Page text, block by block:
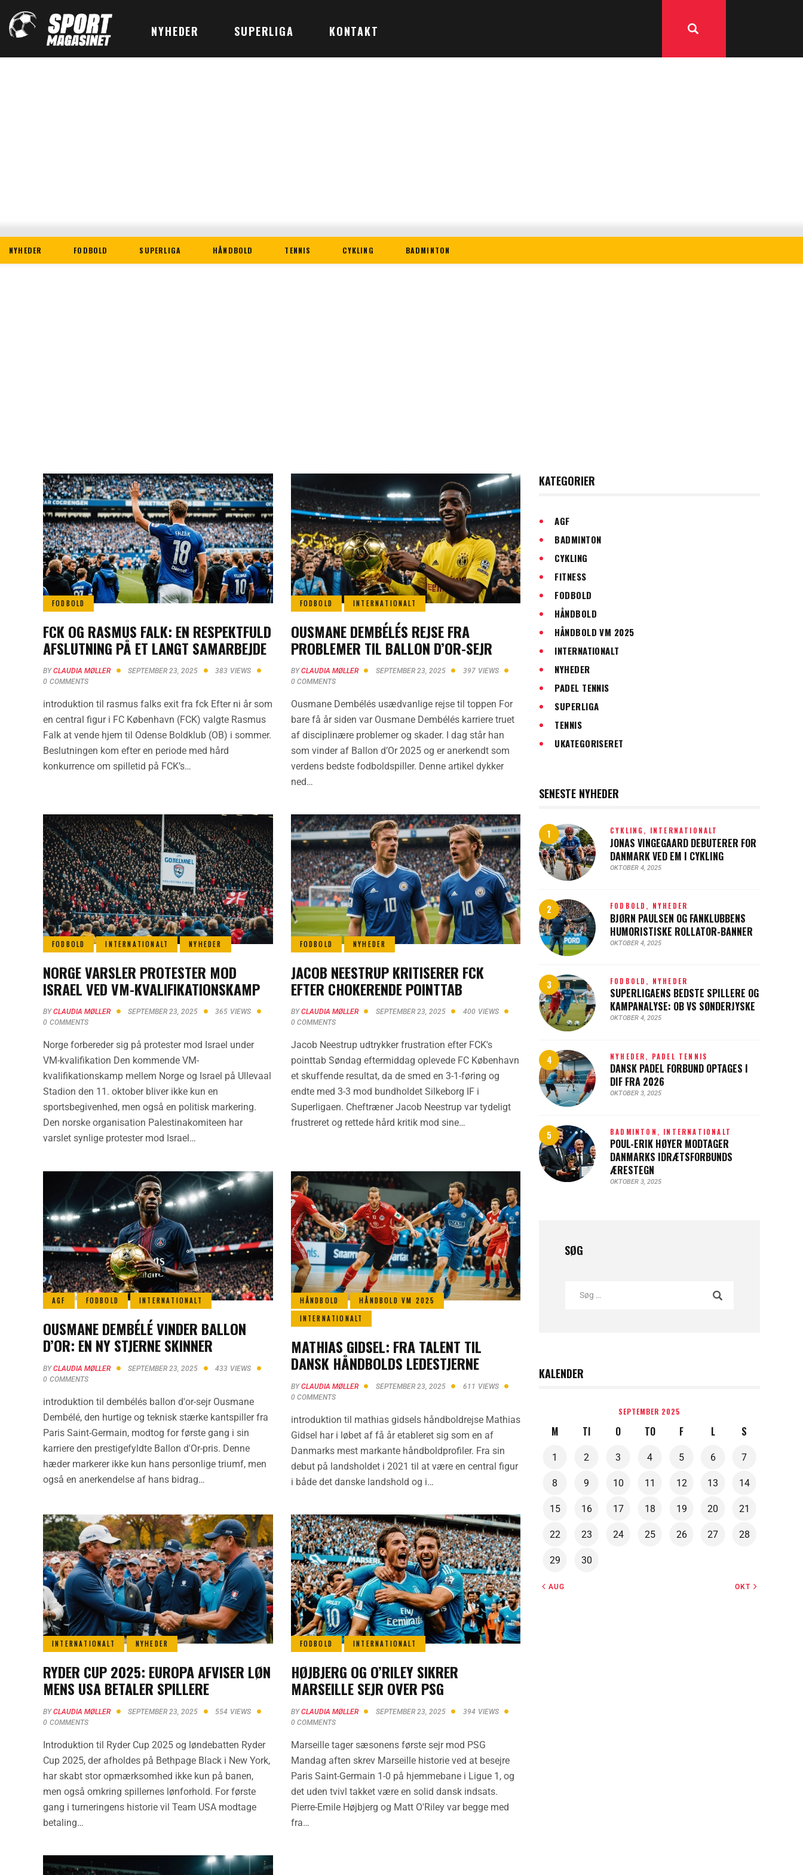
NYHEDER SUPERLIGA KONTAKT
NYHEDER FODBOLD SUPERLIGA HÅNDBOLD TENNIS CYKLING BADMINTON
FODBOLD
FCK OG RASMUS FALK: EN RESPEKTFULD
AFSLUTNING PÅ ET LANGT SAMARBEJDE
BYCLAUDIA MØLLER SEPTEMBER 23, 2025 383 VIEWS
0 COMMENTS
introduktion til rasmus falks exit fra fck Efter ni år som
en central figur i FC København (FCK) valgte Rasmus
Falk at vende hjem til Odense Boldklub (OB) i sommer.
Beslutningen kom efter en periode med hård
konkurrence om spilletid på FCK’s…
FODBOLD INTERNATIONALT
OUSMANE DEMBÉLÉS REJSE FRA
PROBLEMER TIL BALLON D’OR-SEJR
BYCLAUDIA MØLLER SEPTEMBER 23, 2025 397 VIEWS
0 COMMENTS
Ousmane Dembélés usædvanlige rejse til toppen For
bare få år siden var Ousmane Dembélés karriere truet
af disciplinære problemer og skader. I dag står han
som vinder af Ballon d’Or 2025 og er anerkendt som
verdens bedste fodboldspiller. Denne artikel dykker
ned…
FODBOLD INTERNATIONALT NYHEDER
NORGE VARSLER PROTESTER MOD
ISRAEL VED VM-KVALIFIKATIONSKAMP
BYCLAUDIA MØLLER SEPTEMBER 23, 2025 365 VIEWS
0 COMMENTS
Norge forbereder sig på protester mod Israel under
VM-kvalifikation Den kommende VM-
kvalifikationskamp mellem Norge og Israel på Ullevaal
Stadion den 11. oktober bliver ikke kun en
sportsbegivenhed, men også en politisk markering.
Den norske organisation Palestinakomiteen har
varslet synlige protester mod Israel…
FODBOLD NYHEDER
JACOB NEESTRUP KRITISERER FCK
EFTER CHOKERENDE POINTTAB
BYCLAUDIA MØLLER SEPTEMBER 23, 2025 400 VIEWS
0 COMMENTS
Jacob Neestrup udtrykker frustration efter FCK's
pointtab Søndag eftermiddag oplevede FC København
et skuffende resultat, da de smed en 3-1-føring og
endte med 3-3 mod bundholdet Silkeborg IF i
Superligaen. Cheftræner Jacob Neestrup var tydeligt
frustreret og rettede hård kritik mod sine…
AGF FODBOLD INTERNATIONALT
OUSMANE DEMBÉLÉ VINDER BALLON
D’OR: EN NY STJERNE SKINNER
BYCLAUDIA MØLLER SEPTEMBER 23, 2025 433 VIEWS
0 COMMENTS
introduktion til dembélés ballon d'or-sejr Ousmane
Dembélé, den hurtige og teknisk stærke kantspiller fra
Paris Saint-Germain, modtog for første gang i sin
karriere den prestigefyldte Ballon d'Or-pris. Denne
hæder markerer ikke kun hans personlige triumf, men
også en anerkendelse af hans bidrag…
HÅNDBOLD
HÅNDBOLD VM 2025
INTERNATIONALT
MATHIAS GIDSEL: FRA TALENT TIL
DANSK HÅNDBOLDS LEDESTJERNE
BYCLAUDIA MØLLER SEPTEMBER 23, 2025 611 VIEWS
0 COMMENTS
introduktion til mathias gidsels håndboldrejse Mathias
Gidsel har i løbet af få år etableret sig som en af
Danmarks mest markante håndboldprofiler. Fra sin
debut på landsholdet i 2021 til at være en central figur
i både det danske landshold og i…
INTERNATIONALT NYHEDER
RYDER CUP 2025: EUROPA AFVISER LØN
MENS USA BETALER SPILLERE
BYCLAUDIA MØLLER SEPTEMBER 23, 2025 554 VIEWS
0 COMMENTS
Introduktion til Ryder Cup 2025 og løndebatten Ryder
Cup 2025, der afholdes på Bethpage Black i New York,
har skabt stor opmærksomhed ikke kun på banen,
men også omkring spillernes lønforhold. For første
gang i turneringens historie vil Team USA modtage
betaling…
FODBOLD INTERNATIONALT
HØJBJERG OG O’RILEY SIKRER
MARSEILLE SEJR OVER PSG
BYCLAUDIA MØLLER SEPTEMBER 23, 2025 394 VIEWS
0 COMMENTS
Marseille tager sæsonens første sejr mod PSG
Mandag aften skrev Marseille historie ved at besejre
Paris Saint-Germain 1-0 på hjemmebane i Ligue 1, og
det uden tvivl takket være en solid dansk indsats.
Pierre-Emile Højbjerg og Matt O'Riley var begge med
fra…
KATEGORIER
AGF
BADMINTON
CYKLING
FITNESS
FODBOLD
HÅNDBOLD
HÅNDBOLD VM 2025
INTERNATIONALT
NYHEDER
PADEL TENNIS
SUPERLIGA
TENNIS
UKATEGORISERET
SENESTE NYHEDER
CYKLING, INTERNATIONALT
JONAS VINGEGAARD DEBUTERER FOR
DANMARK VED EM I CYKLING
OKTOBER 4, 2025
FODBOLD, NYHEDER
BJØRN PAULSEN OG FANKLUBBENS
HUMORISTISKE ROLLATOR-BANNER
OKTOBER 4, 2025
FODBOLD, NYHEDER
SUPERLIGAENS BEDSTE SPILLERE OG
KAMPANALYSE: OB VS SØNDERJYSKE
OKTOBER 4, 2025
NYHEDER, PADEL TENNIS
DANSK PADEL FORBUND OPTAGES I
DIF FRA 2026
OKTOBER 3, 2025
BADMINTON, INTERNATIONALT
POUL-ERIK HØYER MODTAGER
DANMARKS IDRÆTSFORBUNDS
ÆRESTEGN
OKTOBER 3, 2025
SØG
KALENDER
SEPTEMBER 2025
M TI O TO F L S
1 2 3 4 5 6 7
8 9 10 11 12 13 14
15 16 17 18 19 20 21
22 23 24 25 26 27 28
29 30
« AUG OKT »